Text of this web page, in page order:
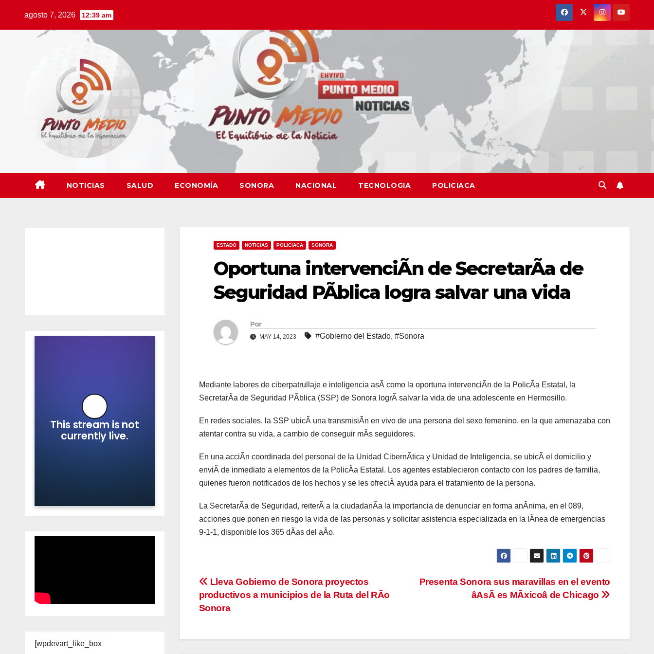
agosto 7, 2026 12:39 am
NOTICIAS SALUD ECONOMÍA SONORA NACIONAL TECNOLOGIA POLICIACA
[wpdevart_like_box
ESTADO NOTICIAS POLICIACA SONORA
Oportuna intervenciÃn de SecretarÃa de
Seguridad PÃblica logra salvar una vida
Por
MAY 14, 2023 #Gobierno del Estado, #Sonora
Mediante labores de ciberpatrullaje e inteligencia asÃ como la oportuna intervenciÃn de la PolicÃa Estatal, la
SecretarÃa de Seguridad PÃblica (SSP) de Sonora logrÃ salvar la vida de una adolescente en Hermosillo.
En redes sociales, la SSP ubicÃ una transmisiÃn en vivo de una persona del sexo femenino, en la que amenazaba con
atentar contra su vida, a cambio de conseguir mÃs seguidores.
En una acciÃn coordinada del personal de la Unidad CibernÃtica y Unidad de Inteligencia, se ubicÃ el domicilio y
enviÃ de inmediato a elementos de la PolicÃa Estatal. Los agentes establecieron contacto con los padres de familia,
quienes fueron notificados de los hechos y se les ofreciÃ ayuda para el tratamiento de la persona.
La SecretarÃa de Seguridad, reiterÃ a la ciudadanÃa la importancia de denunciar en forma anÃnima, en el 089,
acciones que ponen en riesgo la vida de las personas y solicitar asistencia especializada en la lÃnea de emergencias
9-1-1, disponible los 365 dÃas del aÃo.
Navegación
de
Presenta Sonora sus maravillas en el evento
âAsÃ es MÃxicoâ de Chicago
Lleva Gobierno de Sonora proyectos
productivos a municipios de la Ruta del RÃo
Sonora